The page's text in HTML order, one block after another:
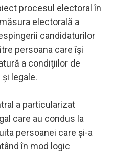
procesul electoral în
electorală a
candidaturilor
persoana care îşi
a condiţiilor de
legale.
a particularizat
care au condus la
persoanei care şi-a
în mod logic